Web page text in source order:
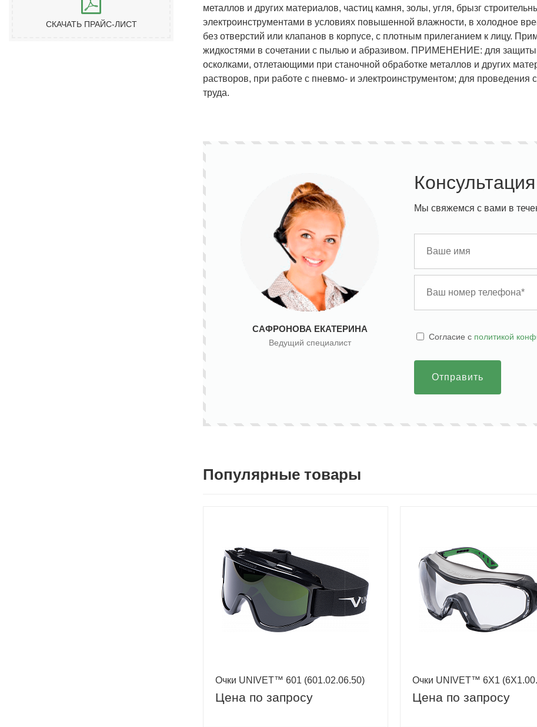
СКАЧАТЬ ПРАЙС-ЛИСТ
металлов и других материалов, частиц камня, золы, угля, брызг
электроинструментами в условиях повышенной влажности, в холодное
без отверстий или клапанов в корпусе, с плотным прилеганием к лицу.
жидкостями в сочетании с пылью и абразивом. ПРИМЕНЕНИЕ: для защиты
осколками, отлетающими при станочной обработке металлов и других
растворов, при работе с пневмо- и электроинструментом; для
труда.
САФРОНОВА ЕКАТЕРИНА
Ведущий специалист
Мы свяжемся с вами в
Cогласие с политикой
Отправить
Популярные товары
Очки UNIVET™ 601 (601.02.06.50)
Цена по запросу
Очки UNIVET™ 6Х1
Цена по запросу